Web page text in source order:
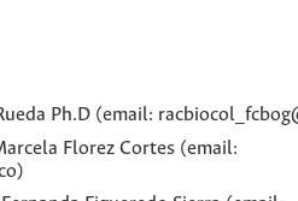
Ph.D (email:
Florez Cortes (email: